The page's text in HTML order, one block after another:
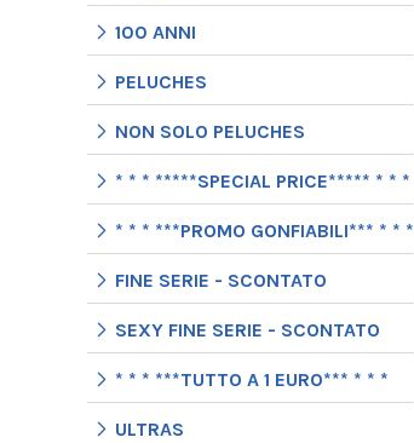
100 ANNI
PELUCHES
NON SOLO PELUCHES
* * * *****SPECIAL PRICE***** * * *
* * * ***PROMO GONFIABILI*** * * *
FINE SERIE - SCONTATO
SEXY FINE SERIE - SCONTATO
* * * ***TUTTO A 1 EURO*** * * *
ULTRAS